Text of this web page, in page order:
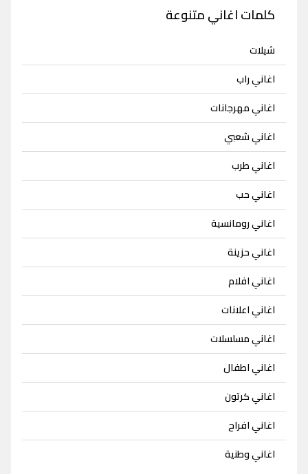
كلمات اغاني متنوعة
شيلات
اغاني راب
اغاني مهرجانات
اغاني شعبي
اغاني طرب
اغاني حب
اغاني رومانسية
اغاني حزينة
اغاني افلام
اغاني اعلانات
اغاني مسلسلات
اغاني اطفال
اغاني كرتون
اغاني افراح
اغاني وطنية